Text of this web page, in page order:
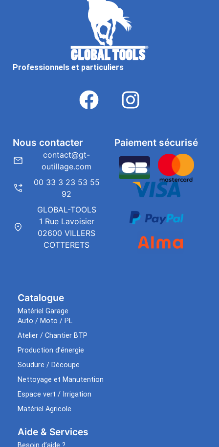
Professionnels et particuliers
Catalogue
Matériel Garage
Auto / Moto / PL
Atelier / Chantier BTP
Production d’énergie
Soudure / Découpe
Nettoyage et Manutention
Espace vert / Irrigation
Matériel Agricole
Aide & Services​
Besoin d’aide ?
Paiement sécurisé
Nous contacter
contact@gt-
outillage.com
00 33 3 23 53 55
92
GLOBAL-TOOLS
1 Rue Lavoisier
02600 VILLERS
COTTERETS